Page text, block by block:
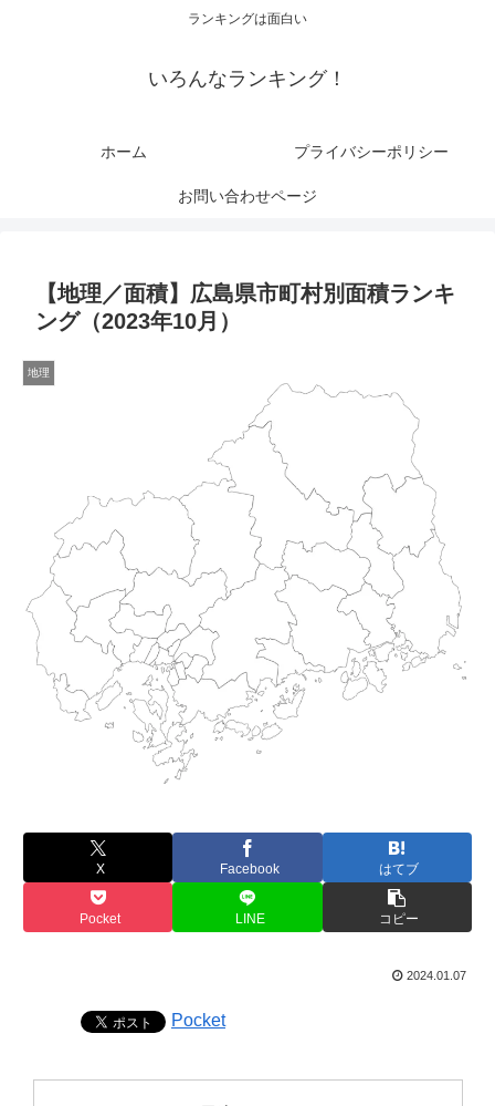
ランキングは面白い
いろんなランキング！
ホーム プライバシーポリシー
お問い合わせページ
【地理／面積】広島県市町村別面積ランキ
ング（2023年10月）
地理
X Facebook はてブ
Pocket LINE コピー
2024.01.07
Pocket